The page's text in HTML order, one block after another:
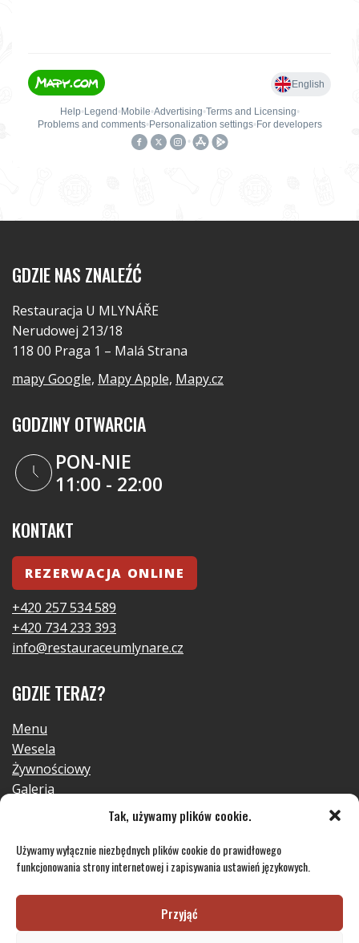
Tak, używamy plików cookie.
Używamy wyłącznie niezbędnych plików cookie do prawidłowego
funkcjonowania strony internetowej i zapisywania ustawień językowych.
Przyjąć
GDZIE NAS ZNALEŹĆ
Restauracja U MLYNÁŘE
Nerudowej 213/18
118 00 Praga 1 – Malá Strana
mapy Google, Mapy Apple, Mapy.cz
GODZINY OTWARCIA
PON-NIE
11:00 - 22:00
KONTAKT
REZERWACJA ONLINE
+420 257 534 589
+420 734 233 393
info@restauraceumlynare.cz
GDZIE TERAZ?
Menu
Wesela
Żywnościowy
Galeria
© 2023 Restauracja u Mlynář